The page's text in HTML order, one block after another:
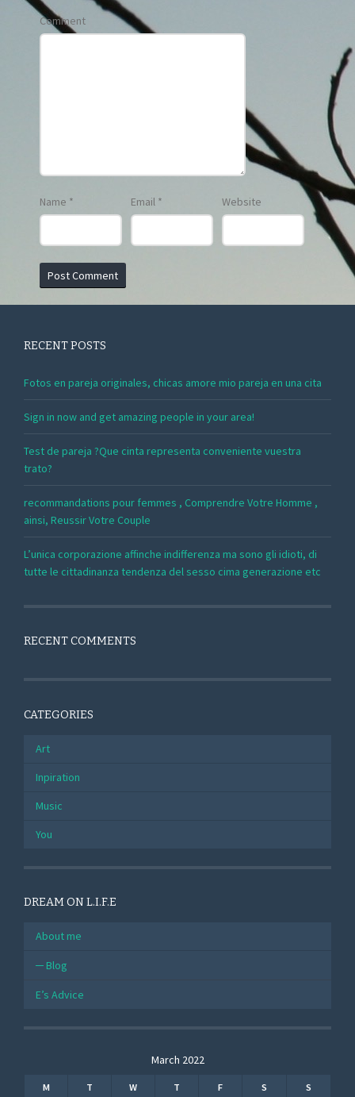
Comment
Name * Email * Website
RECENT POSTS
Fotos en pareja originales, chicas amore mio pareja en una cita
Sign in now and get amazing people in your area!
Test de pareja ?Que cinta representa conveniente vuestra
trato?
recommandations pour femmes , Comprendre Votre Homme ,
ainsi, Reussir Votre Couple
L’unica corporazione affinche indifferenza ma sono gli idioti, di
tutte le cittadinanza tendenza del sesso cima generazione etc
RECENT COMMENTS
CATEGORIES
Art
Inpiration
Music
You
DREAM ON L.I.F.E
About me
Blog
E’s Advice
March 2022
M T W T F S S